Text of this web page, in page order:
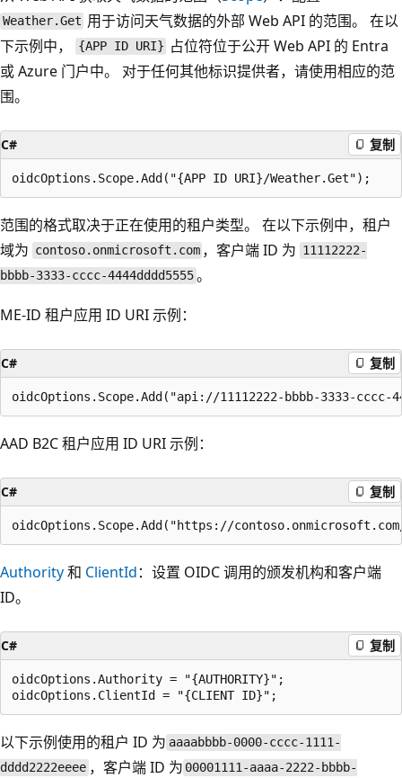
Weather.Get 用于访问天气数据的外部 Web API 的范围。 在以
下示例中，
{APP ID URI} 占位符位于公开 Web API 的 Entra
或 Azure 门户中。 对于任何其他标识提供者，请使用相应的范
围。
C# 复制
范围的格式取决于正在使用的租户类型。 在以下示例中，租户
域为 contoso.onmicrosoft.com ，客户端 ID 为 11112222-
bbbb-3333-cccc-4444dddd5555。
ME-ID 租户应用 ID URI 示例：
C# 复制
AAD B2C 租户应用 ID URI 示例：
C# 复制
Authority和 ClientId：设置 OIDC 调用的颁发机构和客户端
ID。
C# 复制
oidcOptions.Authority = "{AUTHORITY}";
以下示例使用的租户 ID 为 aaaabbbb-0000-cccc-1111-
dddd2222eeee ，客户端 ID 为 00001111-aaaa-2222-bbbb-